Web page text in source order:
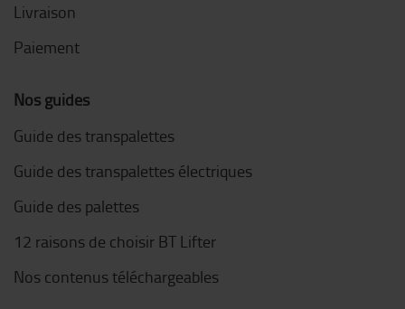
Livraison
Paiement
Nos guides
Guide des transpalettes
Guide des transpalettes électriques
Guide des palettes
12 raisons de choisir BT Lifter
Nos contenus téléchargeables